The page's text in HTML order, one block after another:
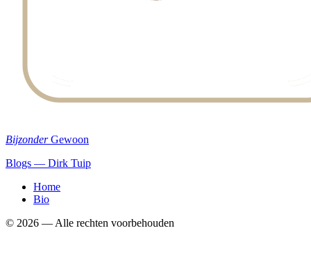
Bijzonder Gewoon
Blogs — Dirk Tuip
Home
Bio
© 2026 — Alle rechten voorbehouden